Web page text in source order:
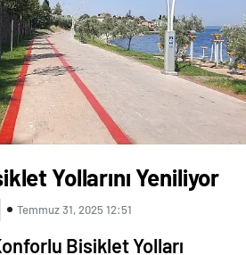
Yollarını Yeniliyor
Temmuz 31, 2025 12:51
Bisiklet Yolları